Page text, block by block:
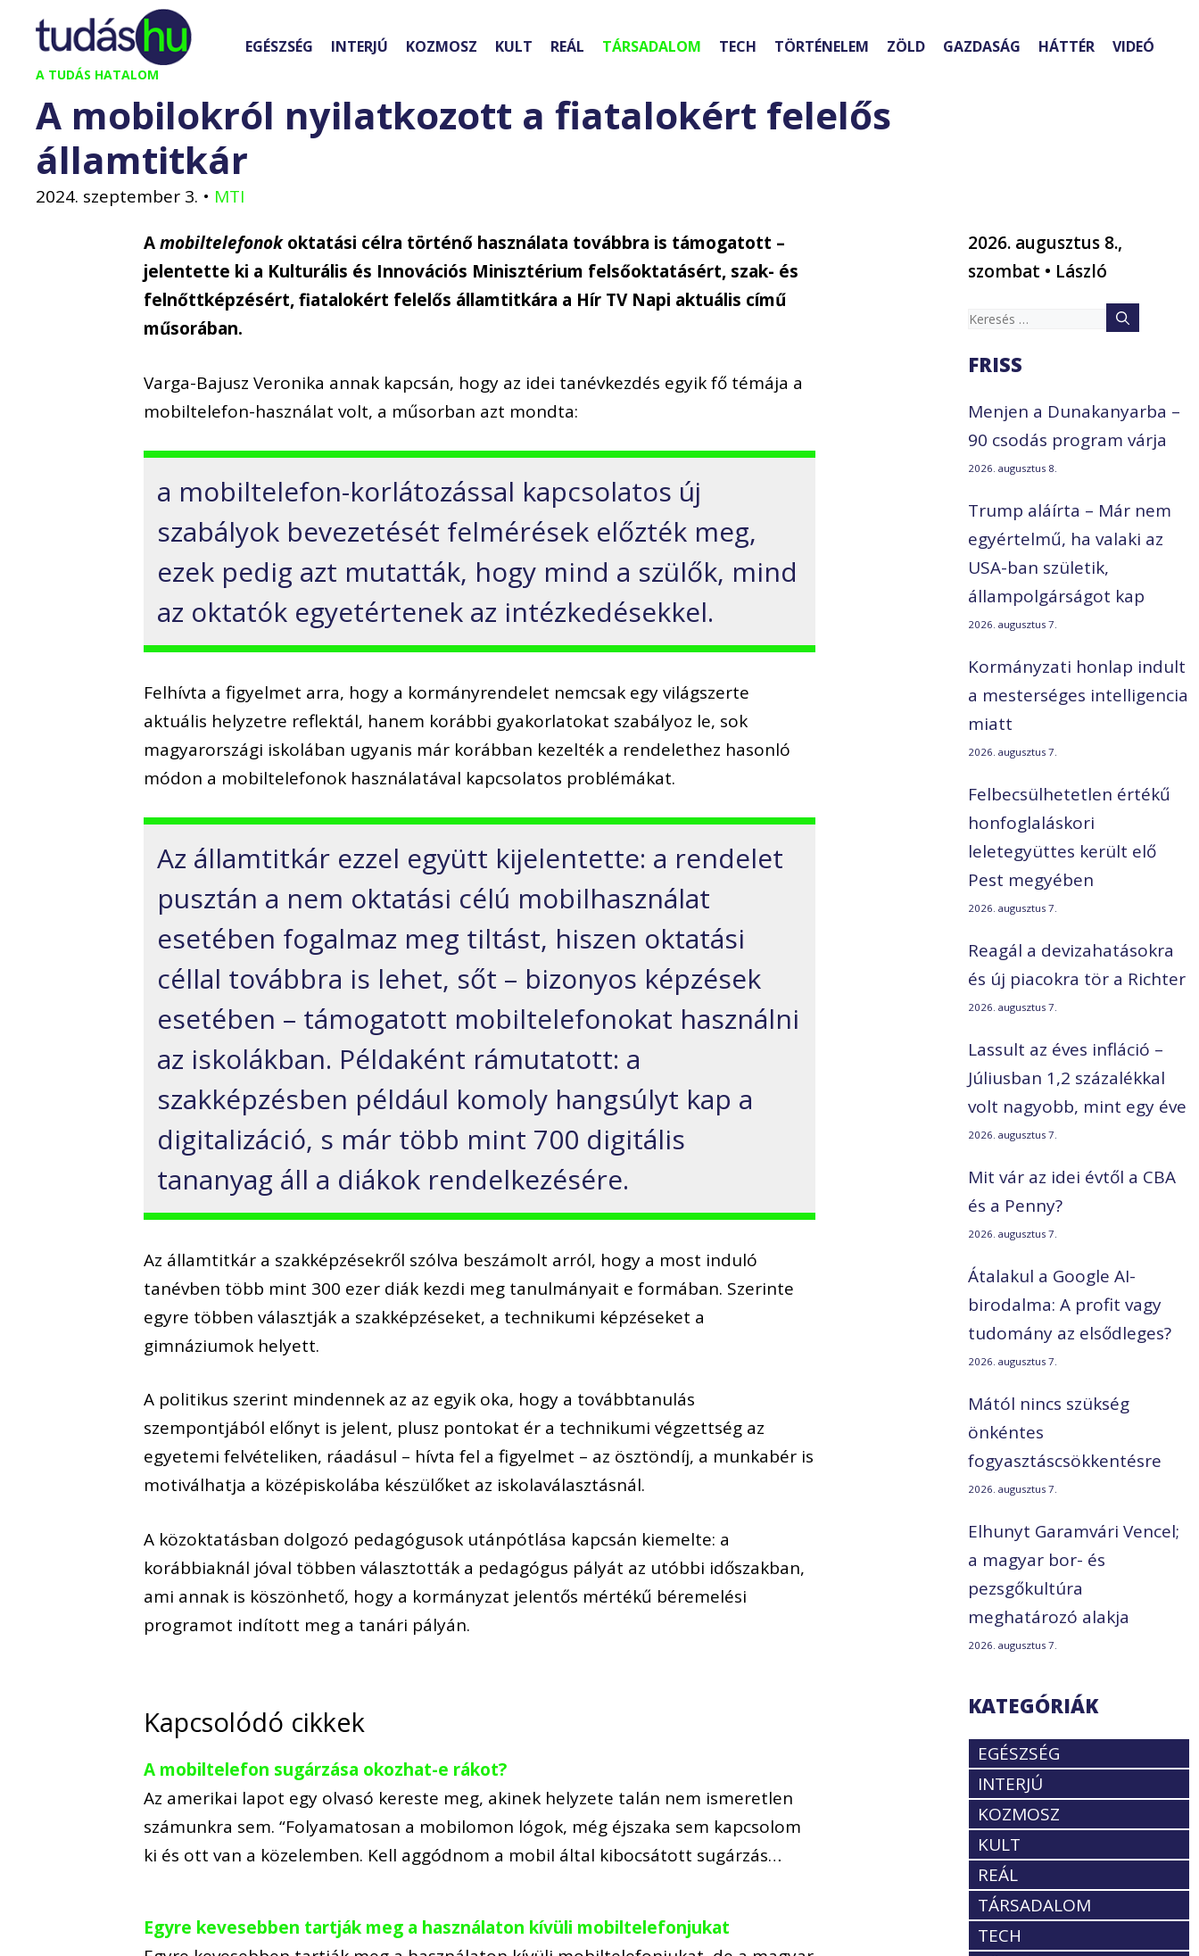
Kilépés
tartalomba
A TUDÁS HATALOM
EGÉSZSÉG INTERJÚ KOZMOSZ KULT REÁL TÁRSADALOM TECH TÖRTÉNELEM ZÖLD GAZDASÁG HÁTTÉR VIDEÓ
A mobilokról nyilatkozott a fiatalokért felelős
államtitkár
2024. szeptember 3. • MTI
Amobiltelefonokoktatási célra történő használata továbbra is támogatott –
jelentette ki a Kulturális és Innovációs Minisztérium felsőoktatásért, szak- és
felnőttképzésért, fiatalokért felelős államtitkára a Hír TV Napi aktuális című
műsorában.
Varga-Bajusz Veronika annak kapcsán, hogy az idei tanévkezdés egyik fő témája a
mobiltelefon-használat volt, a műsorban azt mondta:
a mobiltelefon-korlátozással kapcsolatos új
szabályok bevezetését felmérések előzték meg,
ezek pedig azt mutatták, hogy mind a szülők, mind
az oktatók egyetértenek az intézkedésekkel.
Felhívta a figyelmet arra, hogy a kormányrendelet nemcsak egy világszerte
aktuális helyzetre reflektál, hanem korábbi gyakorlatokat szabályoz le, sok
magyarországi iskolában ugyanis már korábban kezelték a rendelethez hasonló
módon a mobiltelefonok használatával kapcsolatos problémákat.
Az államtitkár ezzel együtt kijelentette: a rendelet
pusztán a nem oktatási célú mobilhasználat
esetében fogalmaz meg tiltást, hiszen oktatási
céllal továbbra is lehet, sőt – bizonyos képzések
esetében – támogatott mobiltelefonokat használni
az iskolákban. Példaként rámutatott: a
szakképzésben például komoly hangsúlyt kap a
digitalizáció, s már több mint 700 digitális
tananyag áll a diákok rendelkezésére.
Az államtitkár a szakképzésekről szólva beszámolt arról, hogy a most induló
tanévben több mint 300 ezer diák kezdi meg tanulmányait e formában. Szerinte
egyre többen választják a szakképzéseket, a technikumi képzéseket a
gimnáziumok helyett.
A politikus szerint mindennek az az egyik oka, hogy a továbbtanulás
szempontjából előnyt is jelent, plusz pontokat ér a technikumi végzettség az
egyetemi felvételiken, ráadásul – hívta fel a figyelmet – az ösztöndíj, a munkabér is
motiválhatja a középiskolába készülőket az iskolaválasztásnál.
A közoktatásban dolgozó pedagógusok utánpótlása kapcsán kiemelte: a
korábbiaknál jóval többen választották a pedagógus pályát az utóbbi időszakban,
ami annak is köszönhető, hogy a kormányzat jelentős mértékű béremelési
programot indított meg a tanári pályán.
Kapcsolódó cikkek
A mobiltelefon sugárzása okozhat-e rákot?
Az amerikai lapot egy olvasó kereste meg, akinek helyzete talán nem ismeretlen
számunkra sem. “Folyamatosan a mobilomon lógok, még éjszaka sem kapcsolom
ki és ott van a közelemben. Kell aggódnom a mobil által kibocsátott sugárzás…
Egyre kevesebben tartják meg a használaton kívüli mobiltelefonjukat
2026. augusztus 8.,
szombat • László
Keresés:
FRISS
Menjen a Dunakanyarba –
90 csodás program várja
2026. augusztus 8.
Trump aláírta – Már nem
egyértelmű, ha valaki az
USA-ban születik,
állampolgárságot kap
2026. augusztus 7.
Kormányzati honlap indult
a mesterséges intelligencia
miatt
2026. augusztus 7.
Felbecsülhetetlen értékű
honfoglaláskori
leletegyüttes került elő
Pest megyében
2026. augusztus 7.
Reagál a devizahatásokra
és új piacokra tör a Richter
2026. augusztus 7.
Lassult az éves infláció –
Júliusban 1,2 százalékkal
volt nagyobb, mint egy éve
2026. augusztus 7.
Mit vár az idei évtől a CBA
és a Penny?
2026. augusztus 7.
Átalakul a Google AI-
birodalma: A profit vagy
tudomány az elsődleges?
2026. augusztus 7.
Mától nincs szükség
önkéntes
fogyasztáscsökkentésre
2026. augusztus 7.
Elhunyt Garamvári Vencel;
a magyar bor- és
pezsgőkultúra
meghatározó alakja
2026. augusztus 7.
KATEGÓRIÁK
EGÉSZSÉG
INTERJÚ
KOZMOSZ
KULT
REÁL
TÁRSADALOM
TECH